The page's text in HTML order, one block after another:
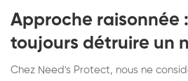
Approche raisonnée
toujours détruire un
Chez Need's Protect, nous ne